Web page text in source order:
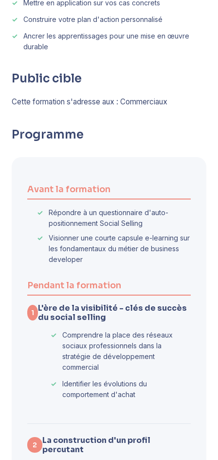
Mettre en application sur vos cas concrets
Construire votre plan d'action personnalisé
Ancrer les apprentissages pour une mise en œuvre
durable
Public cible
Cette formation s'adresse aux : Commerciaux
Programme
Avant la formation
Répondre à un questionnaire d'auto-
positionnement Social Selling
Visionner une courte capsule e-learning sur
les fondamentaux du métier de business
developer
Pendant la formation
1 L'ère de la visibilité - clés de succès
du social selling
Comprendre la place des réseaux
sociaux professionnels dans la
stratégie de développement
commercial
Identifier les évolutions du
comportement d'achat
2
La construction d'un profil
percutant